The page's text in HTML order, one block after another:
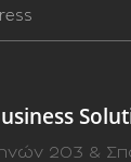
203 &